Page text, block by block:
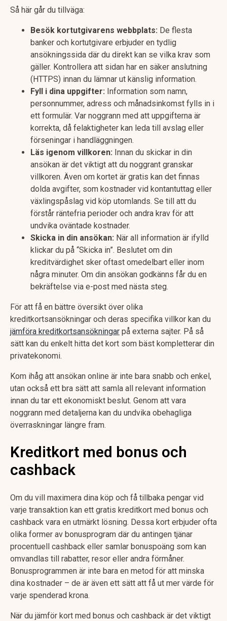
Så här går du tillväga:
Besök kortutgivarens webbplats: De flesta
banker och kortutgivare erbjuder en tydlig
ansökningssida där du direkt kan se vilka krav som
gäller. Kontrollera att sidan har en säker anslutning
(HTTPS) innan du lämnar ut känslig information.
Fyll i dina uppgifter: Information som namn,
personnummer, adress och månadsinkomst fylls in i
ett formulär. Var noggrann med att uppgifterna är
korrekta, då felaktigheter kan leda till avslag eller
förseningar i handläggningen.
Läs igenom villkoren: Innan du skickar in din
ansökan är det viktigt att du noggrant granskar
villkoren. Även om kortet är gratis kan det finnas
dolda avgifter, som kostnader vid kontantuttag eller
växlingspåslag vid köp utomlands. Se till att du
förstår räntefria perioder och andra krav för att
undvika oväntade kostnader.
Skicka in din ansökan: När all information är ifylld
klickar du på “Skicka in”. Beslutet om din
kreditvärdighet sker oftast omedelbart eller inom
några minuter. Om din ansökan godkänns får du en
bekräftelse via e-post med nästa steg.
För att få en bättre översikt över olika
kreditkortsansökningar och deras specifika villkor kan du
jämföra kreditkortsansökningar på externa sajter. På så
sätt kan du enkelt hitta det kort som bäst kompletterar din
privatekonomi.
Kom ihåg att ansökan online är inte bara snabb och enkel,
utan också ett bra sätt att samla all relevant information
innan du tar ett ekonomiskt beslut. Genom att vara
noggrann med detaljerna kan du undvika obehagliga
överraskningar längre fram.
Kreditkort med bonus och
cashback
Om du vill maximera dina köp och få tillbaka pengar vid
varje transaktion kan ett gratis kreditkort med bonus och
cashback vara en utmärkt lösning. Dessa kort erbjuder ofta
olika former av bonusprogram där du antingen tjänar
procentuell cashback eller samlar bonuspoäng som kan
omvandlas till rabatter, resor eller andra förmåner.
Bonusprogrammen är inte bara en metod för att minska
dina kostnader – de är även ett sätt att få ut mer värde för
varje spenderad krona.
När du jämför kort med bonus och cashback är det viktigt